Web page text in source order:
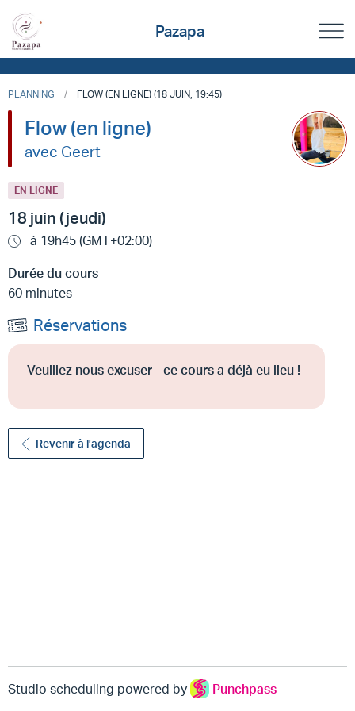
Pazapa
PLANNING FLOW (EN LIGNE) (18 JUIN, 19:45)
Flow (en ligne)
avec Geert
EN LIGNE
18 juin (jeudi)
à 19h45 (GMT+02:00)
Durée du cours
60 minutes
Réservations
Veuillez nous excuser - ce cours a déjà eu lieu !
Revenir à l'agenda
Studio scheduling powered by Punchpass